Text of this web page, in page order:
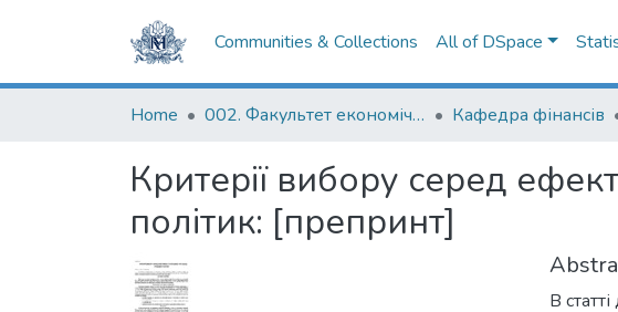
Communities & Collections All of DSpace
Home 002. Факультет економічних наук Кафедра фінансів
Критерії вибору серед
політик: [препринт]
В